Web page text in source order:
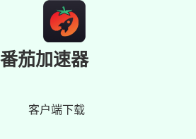
番茄加速器
客户端下载